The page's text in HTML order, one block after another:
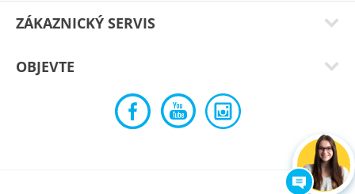
ZÁKAZNICKÝ SERVIS
OBJEVTE